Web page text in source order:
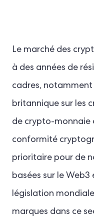
Le marché des
à des années de
cadres,
britannique sur les
de crypto-monnaie
conformité
prioritaire pour de
basées sur le
législation
marques dans ce